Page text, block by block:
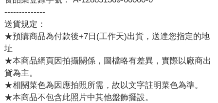
--------------
送貨規定：
★預購商品為付款後+7日(工作天)出貨，送達您指定的地
址
★本商品網頁因拍攝關係，圖檔略有差異，實際以廠商出
貨為主。
★相關菜色為因應拍照所需，故以文字註明菜色為準。
★本商品不包含此照片中其他盤飾擺設。